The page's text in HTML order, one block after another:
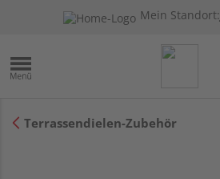
Mein Standort:
Terrassendielen-Zubehör